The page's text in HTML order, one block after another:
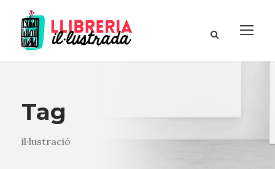
Tag
il·lustració